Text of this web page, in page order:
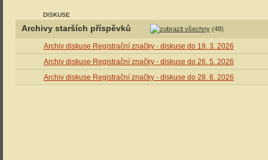
DISKUSE
Archivy starších příspěvků (48)
Archiv diskuse Registrační značky - diskuse do 19. 3. 2026
Archiv diskuse Registrační značky - diskuse do 26. 5. 2026
Archiv diskuse Registrační značky - diskuse do 28. 6. 2026